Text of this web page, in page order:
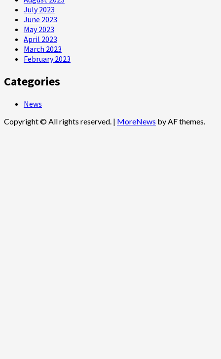
July 2023
June 2023
May 2023
April 2023
March 2023
February 2023
Categories
News
Copyright © All rights reserved. | MoreNews by AF themes.